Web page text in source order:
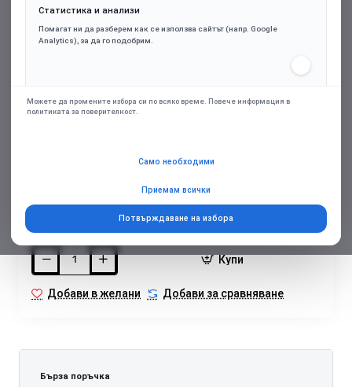
Статистика и анализи
Помагат ни да разберем как се използва сайтът (напр. Google
Analytics), за да го подобрим.
Персонализирани оферти и ремаркетинг чрез партньорски платформи
Можете да промените избора си по всяко време. Повече информация в
политиката за поверителност.
Само необходими
Приемам всички
Потвърждаване на избора
слушалки с микрофон,Bluetooth 3.5мм жак,
42.64€ (83.40лв.)
Гаранция:24м.
Купи
Добави в желани Добави за сравняване
Бърза поръчка